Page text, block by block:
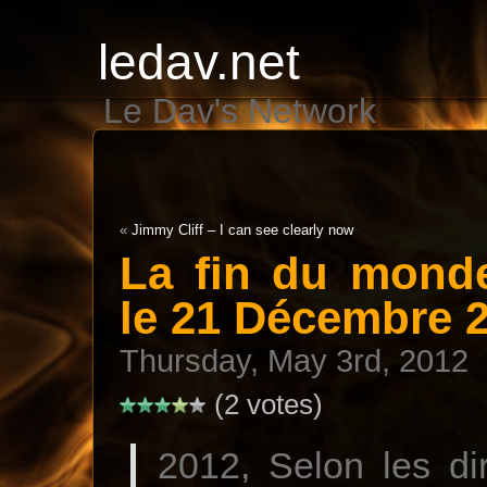
ledav.net
Le Dav's Network
« Jimmy Cliff – I can see clearly now
La fin du
le 21 Décembre
Thursday, May 3rd, 2012
(2 votes)
2012, Selon les